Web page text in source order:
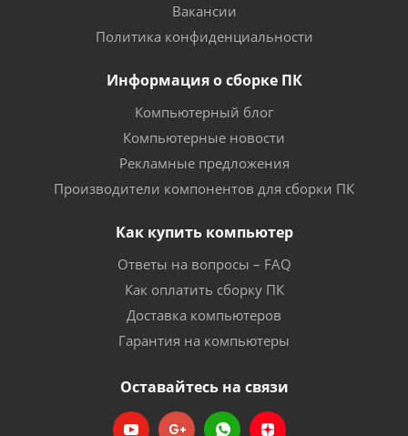
Вакансии
Политика конфиденциальности
Информация о сборке ПК
Компьютерный блог
Компьютерные новости
Рекламные предложения
Производители компонентов для сборки ПК
Как купить компьютер
Ответы на вопросы – FAQ
Как оплатить сборку ПК
Доставка компьютеров
Гарантия на компьютеры
Оставайтесь на связи